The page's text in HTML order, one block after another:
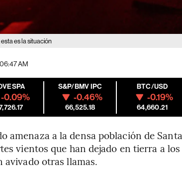
es la situación
AM
-0.09%
S&P/BMV IPC
-0.46%
66,525.18
BTC/USD
-0.19%
64,660.21
a la densa población de Santa
vientos que han dejado en tierra a los
avivado otras llamas.